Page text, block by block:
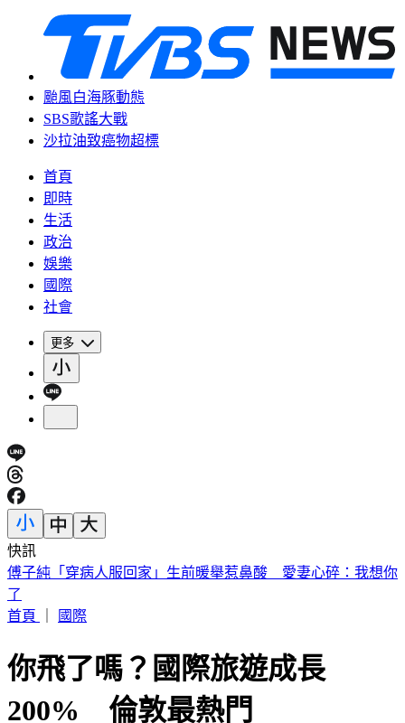
颱風白海豚動態
SBS歌謠大戰
沙拉油致癌物超標
首頁
即時
生活
政治
娛樂
國際
社會
更多
快訊
砍Gmail神功能 2027年起停止支援第三方帳號收寄信
首頁
你飛了嗎？國際旅遊成長
200% 倫敦最熱門